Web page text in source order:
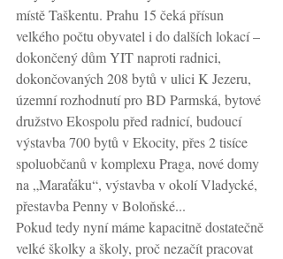
místě Taškentu. Prahu 15 čeká přísun
velkého počtu obyvatel i do dalších lokací –
dokončený dům YIT naproti radnici,
dokončovaných 208 bytů v ulici K Jezeru,
územní rozhodnutí pro BD Parmská, bytové
družstvo Ekospolu před radnicí, budoucí
výstavba 700 bytů v Ekocity, přes 2 tisíce
spoluobčanů v komplexu Praga, nové domy
na „Maraťáku“, výstavba v okolí Vladycké,
přestavba Penny v Boloňské...
Pokud tedy nyní máme kapacitně dostatečně
velké školky a školy, proč nezačít pracovat